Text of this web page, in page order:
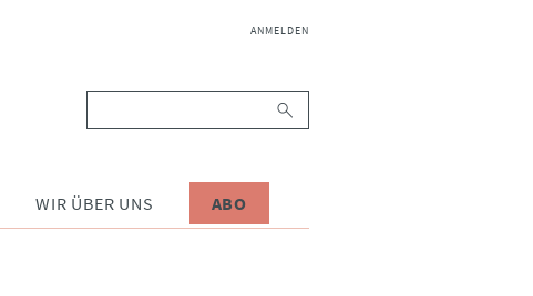
NAVIGATION
ANMELDEN
WIR ÜBER UNS ABO